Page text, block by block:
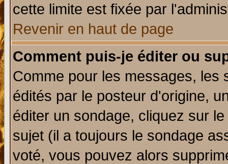
cette limite est fixée par
Revenir en haut de page
Comment puis-je éditer ou
Comme pour les messages, les
édités par le posteur d'origine,
éditer un sondage, cliquez sur
sujet (il a toujours le sondage
voté, vous pouvez alors